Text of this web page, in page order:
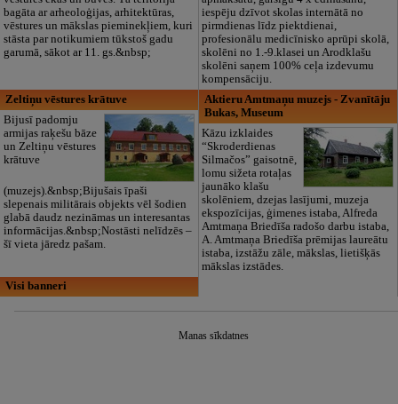
bagāta ar arheoloģijas, arhitektūras,
vēstures un mākslas pieminekļiem, kuri
stāsta par notikumiem tūkstoš gadu
garumā, sākot ar 11. gs.&nbsp;
iespēju dzīvot skolas internātā no
pirmdienas līdz piektdienai,
profesionālu medicīnisko aprūpi skolā,
skolēni no 1.-9.klasei un Arodklašu
skolēni saņem 100% ceļa izdevumu
kompensāciju.
Zeltiņu vēstures krātuve
Bijusī padomju
armijas raķešu bāze
un Zeltiņu vēstures
krātuve
(muzejs).&nbsp;Bijušais īpaši
slepenais militārais objekts vēl šodien
glabā daudz nezināmas un interesantas
informācijas.&nbsp;Nostāsti nelīdzēs –
šī vieta jāredz pašam.
Aktieru Amtmaņu muzejs - Zvanītāju
Bukas, Museum
Kāzu izklaides
“Skroderdienas
Silmačos” gaisotnē,
lomu sižeta rotaļas
jaunāko klašu
skolēniem, dzejas lasījumi, muzeja
ekspozīcijas, ģimenes istaba, Alfreda
Amtmaņa Briedīša radošo darbu istaba,
A. Amtmaņa Briedīša prēmijas laureātu
istaba, izstāžu zāle, mākslas, lietišķās
mākslas izstādes.
Visi banneri
Manas sīkdatnes